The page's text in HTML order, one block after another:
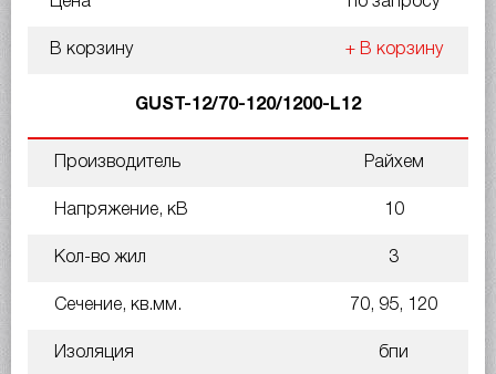
В корзину + В корзину
GUST-12/70-120/1200-L12
Производитель Райхем
Напряжение, кВ 10
Кол-во жил 3
Сечение, кв.мм. 70, 95, 120
Изоляция бпи